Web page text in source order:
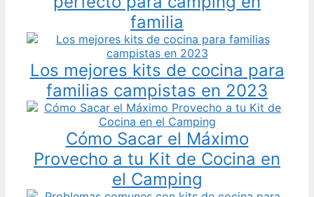
familia
Los mejores kits de cocina para
familias campistas en 2023
Cómo Sacar el Máximo
Provecho a tu Kit de Cocina en
el Camping